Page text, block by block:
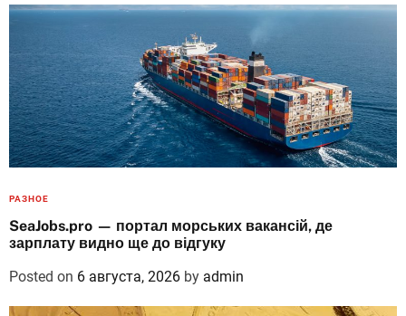
РАЗНОЕ
SeaJobs.pro — портал морських вакансій, де
зарплату видно ще до відгуку
Posted on 6 августа, 2026 by admin